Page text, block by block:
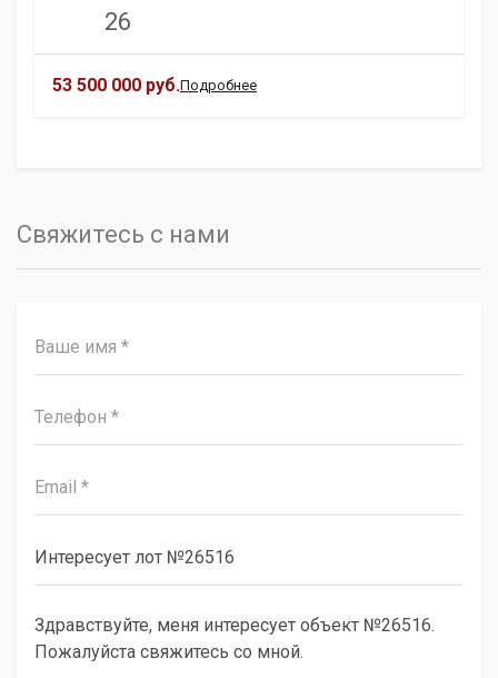
26
53 500 000 руб.Подробнее
Свяжитесь с нами